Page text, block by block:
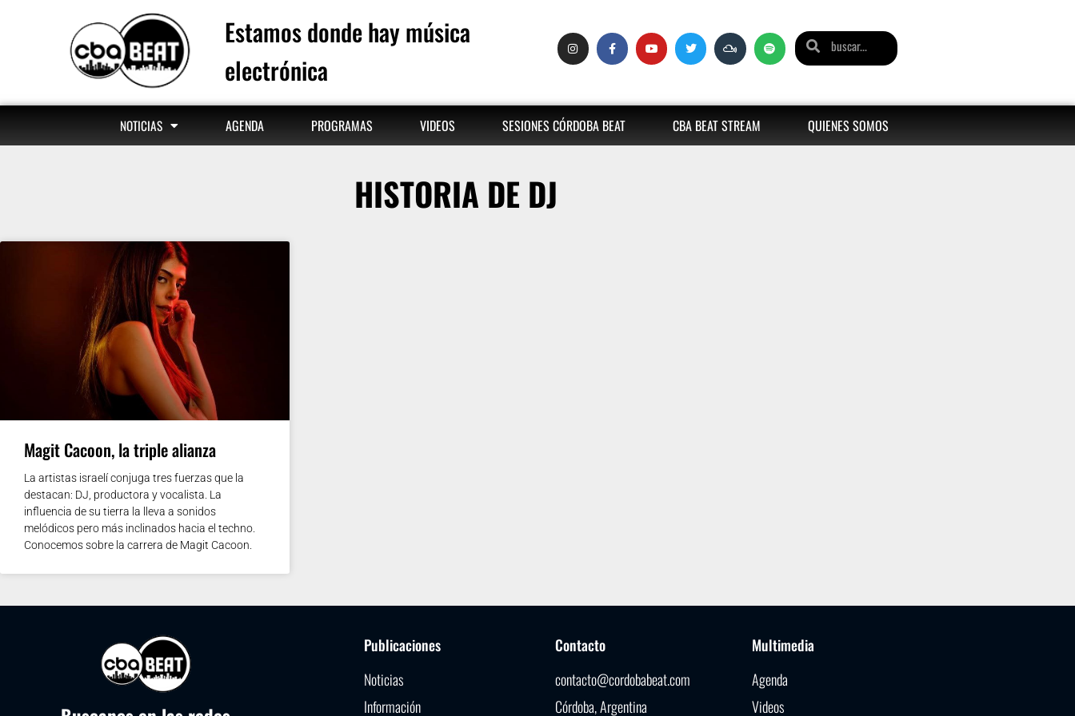
Estamos donde hay música
electrónica
NOTICIAS AGENDA PROGRAMAS VIDEOS SESIONES CÓRDOBA BEAT CBA BEAT STREAM QUIENES SOMOS
HISTORIA DE DJ
Magit Cacoon, la triple alianza
La artistas israelí conjuga tres fuerzas que la
destacan: DJ, productora y vocalista. La
influencia de su tierra la lleva a sonidos
melódicos pero más inclinados hacia el techno.
Conocemos sobre la carrera de Magit Cacoon.
Publicaciones
Noticias
Información
Contacto
contacto@cordobabeat.com
Córdoba, Argentina
Multimedia
Agenda
Videos